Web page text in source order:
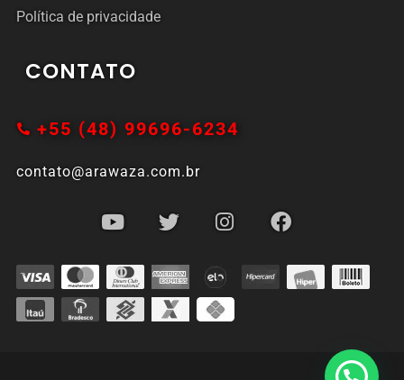
Política de privacidade
CONTATO
+55 (48) 99696-6234
contato@arawaza.com.br